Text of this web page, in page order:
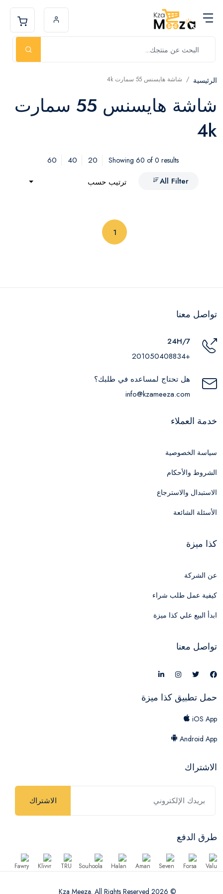
الرئيسية شاشة هايسنس 55 سمارت 4k
شاشة هايسنس 55 سمارت
4k
Showing 60 of 0 results
20
40
60
All Filter
ترتيب حسب
1
تواصل معنا
24H/7
+201050408834
هل تحتاج لمساعده في طلبك؟
info@kzameeza.com
خدمة العملاء
سياسة الخصوصية
الشروط والأحكام
الاستبدال والاسترجاع
الأسئلة الشائعة
كذا ميزة
عن الشركة
كيفية عمل طلب شراء
ابدأ البيع علي كذا ميزة
تواصل معنا
حمل تطبيق كذا ميزة
iOS App
Android App
الاشتراك
الاشتراك
طرق الدفع
© 2026 Kza Meeza. All Rights Reserved